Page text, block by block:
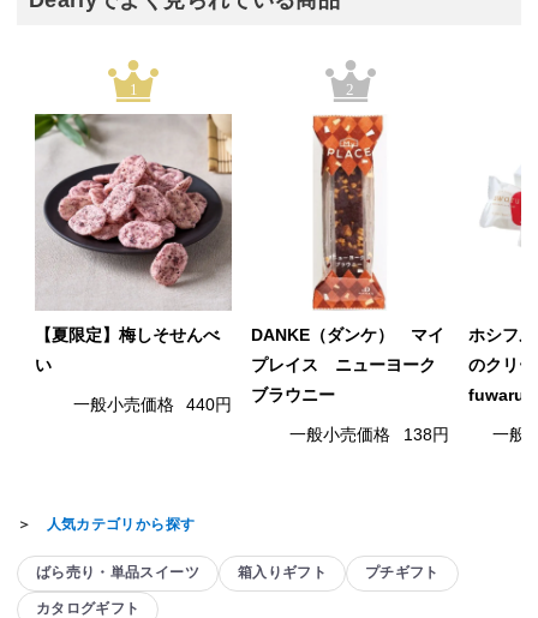
1
【夏限定】梅しそせんべ
い
一般小売価格 440円
2
DANKE（ダンケ） マイ
プレイス ニューヨーク
ブラウニー
一般小売価格 138円
ホシフ
のクリ
fuwaru
一般
＞ 人気カテゴリから探す
ばら売り・単品スイーツ 箱入りギフト プチギフト
カタログギフト